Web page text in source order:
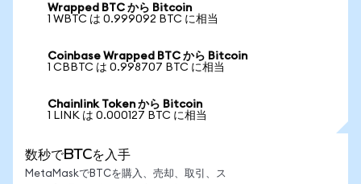
Wrapped BTC から Bitcoin
1 WBTC は 0.999092 BTC に相当
Coinbase Wrapped BTC から Bitcoin
1 CBBTC は 0.998707 BTC に相当
Chainlink Token から Bitcoin
1 LINK は 0.000127 BTC に相当
数秒でBTCを入手
MetaMaskでBTCを購入、売却、取引、ス